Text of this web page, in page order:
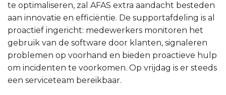
te optimaliseren, zal AFAS extra aandacht besteden
aan innovatie en efficiëntie. De supportafdeling is al
proactief ingericht: medewerkers monitoren het
gebruik van de software door klanten, signaleren
problemen op voorhand en bieden proactieve hulp
om incidenten te voorkomen. Op vrijdag is er steeds
een serviceteam bereikbaar.